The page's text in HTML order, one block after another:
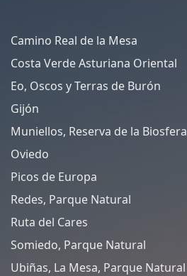
Camino Real de la Mesa
Costa Verde Asturiana Oriental
Eo, Oscos y Terras de Burón
Gijón
Muniellos, Reserva de la Biosfera
Oviedo
Picos de Europa
Redes, Parque Natural
Ruta del Cares
Somiedo, Parque Natural
Ubiñas, La Mesa, Parque Natural